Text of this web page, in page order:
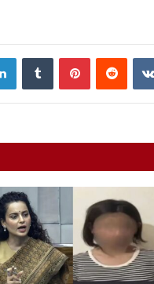
LinkedInTumblr Pinterest